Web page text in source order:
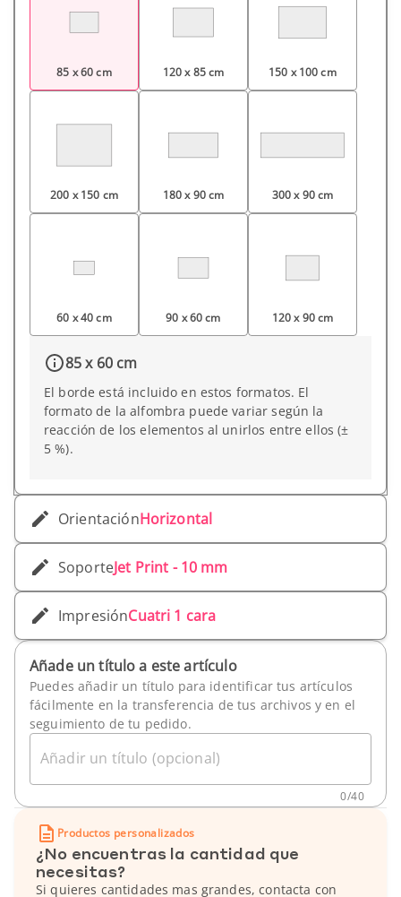
85 x 60 cm 120 x 85 cm 150 x 100 cm
200 x 150 cm 180 x 90 cm 300 x 90 cm
60 x 40 cm 90 x 60 cm 120 x 90 cm
85 x 60 cm
El borde está incluido en estos formatos. El
formato de la alfombra puede variar según la
reacción de los elementos al unirlos entre ellos (±
5 %).
OrientaciónHorizontal
SoporteJet Print - 10 mm
ImpresiónCuatri 1 cara
Añade un título a este artículo
Puedes añadir un título para identificar tus artículos
fácilmente en la transferencia de tus archivos y en el
seguimiento de tu pedido.
Añadir un título (opcional)
0/40
Productos personalizados
¿No encuentras la cantidad que
necesitas?
Si quieres cantidades mas grandes, contacta con